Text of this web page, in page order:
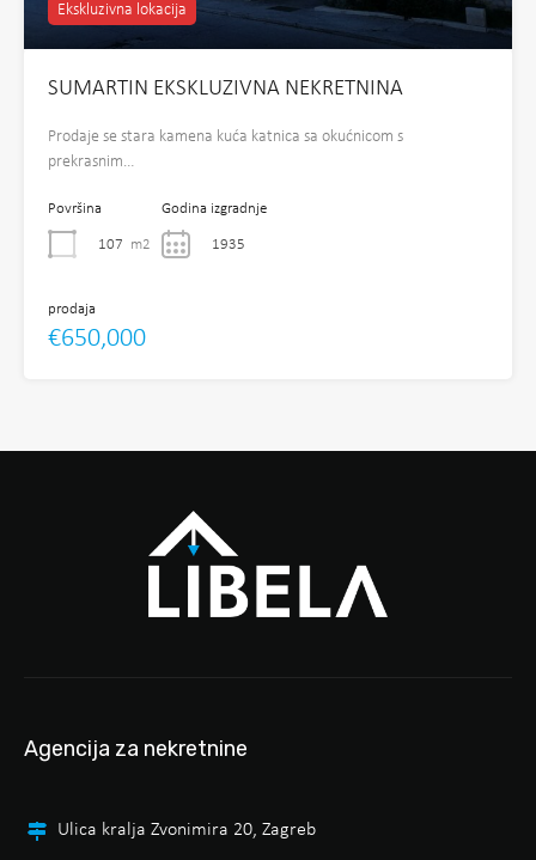
Ekskluzivna lokacija
SUMARTIN EKSKLUZIVNA NEKRETNINA
Prodaje se stara kamena kuća katnica sa okućnicom s
prekrasnim…
Površina
107 m2
Godina izgradnje
1935
prodaja
€650,000
Agencija za nekretnine
Ulica kralja Zvonimira 20, Zagreb